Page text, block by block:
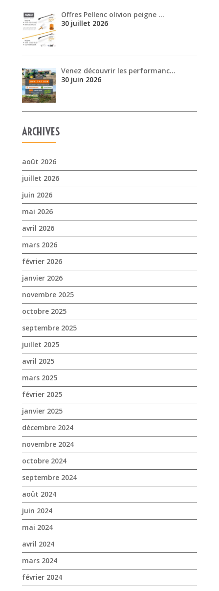
Offres Pellenc olivion peigne …
30 juillet 2026
Venez découvrir les performanc…
30 juin 2026
ARCHIVES
août 2026
juillet 2026
juin 2026
mai 2026
avril 2026
mars 2026
février 2026
janvier 2026
novembre 2025
octobre 2025
septembre 2025
juillet 2025
avril 2025
mars 2025
février 2025
janvier 2025
décembre 2024
novembre 2024
octobre 2024
septembre 2024
août 2024
juin 2024
mai 2024
avril 2024
mars 2024
février 2024